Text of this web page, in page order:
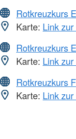
Rotkreuzkurs
Karte: Link
Rotkreuzkurs
Karte: Link
Rotkreuzkurs
Karte: Link